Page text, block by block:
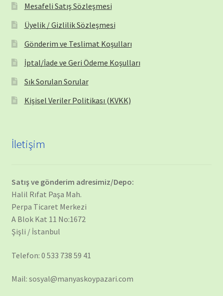
Mesafeli Satış Sözleşmesi
Üyelik / Gizlilik Sözleşmesi
Gönderim ve Teslimat Koşulları
İptal/İade ve Geri Ödeme Koşulları
Sık Sorulan Sorular
Kişisel Veriler Politikası (KVKK)
İletişim
Satış ve gönderim adresimiz/Depo:
Halil Rıfat Paşa Mah.
Perpa Ticaret Merkezi
A Blok Kat 11 No:1672
Şişli / İstanbul
Telefon: 0 533 738 59 41
Mail: sosyal@manyaskoypazari.com